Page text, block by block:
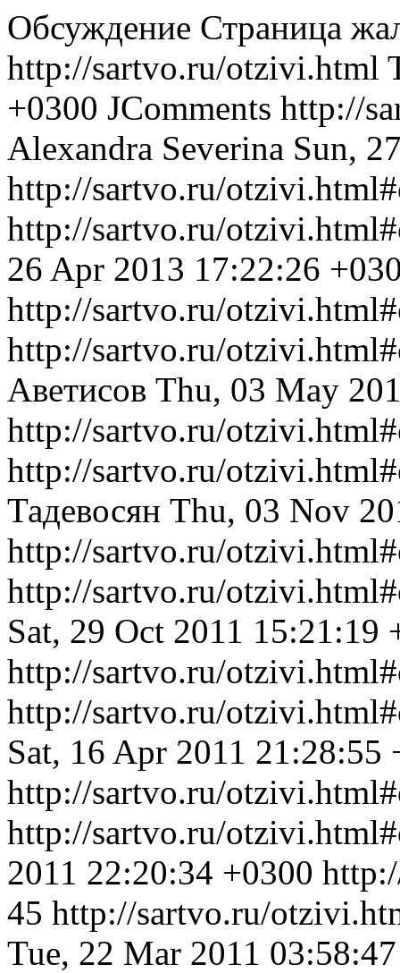
Обсуждение Страница
http://sartvo.ru/otzivi.html
+0300 JComments http://
Alexandra Severina Sun,
http://sartvo.ru/
http://sartvo.ru/
26 Apr 2013 17:22:26
http://sartvo.ru/
http://sartvo.ru/
Аветисов Thu, 03 May
http://sartvo.ru/
http://sartvo.ru/
Тадевосян Thu, 03 Nov
http://sartvo.ru/
http://sartvo.ru/
Sat, 29 Oct 2011 15:21:19
http://sartvo.ru/
http://sartvo.ru/
Sat, 16 Apr 2011 21:28:55
http://sartvo.ru/
http://sartvo.ru/
2011 22:20:34 +0300
45 http://sartvo.ru/
Tue, 22 Mar 2011